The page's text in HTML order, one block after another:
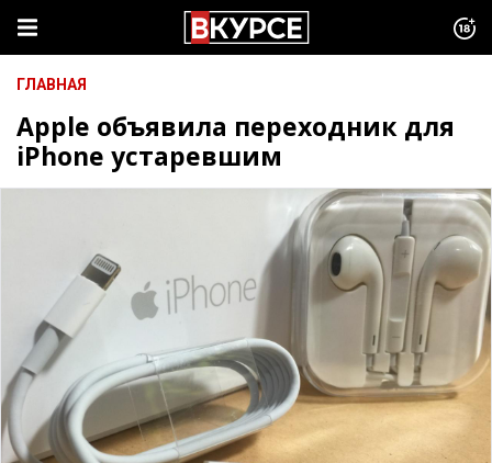
ГЛАВНАЯ
Apple объявила переходник для
iPhone устаревшим